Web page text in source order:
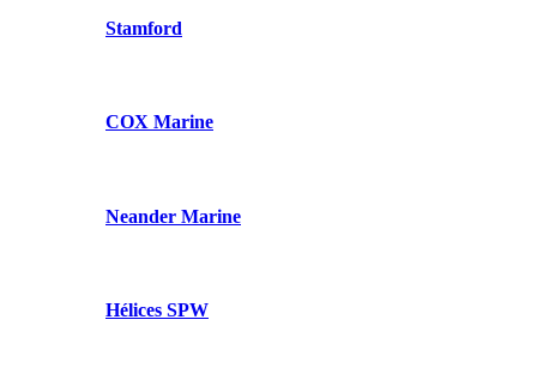
Stamford
COX Marine
Neander Marine
Hélices SPW